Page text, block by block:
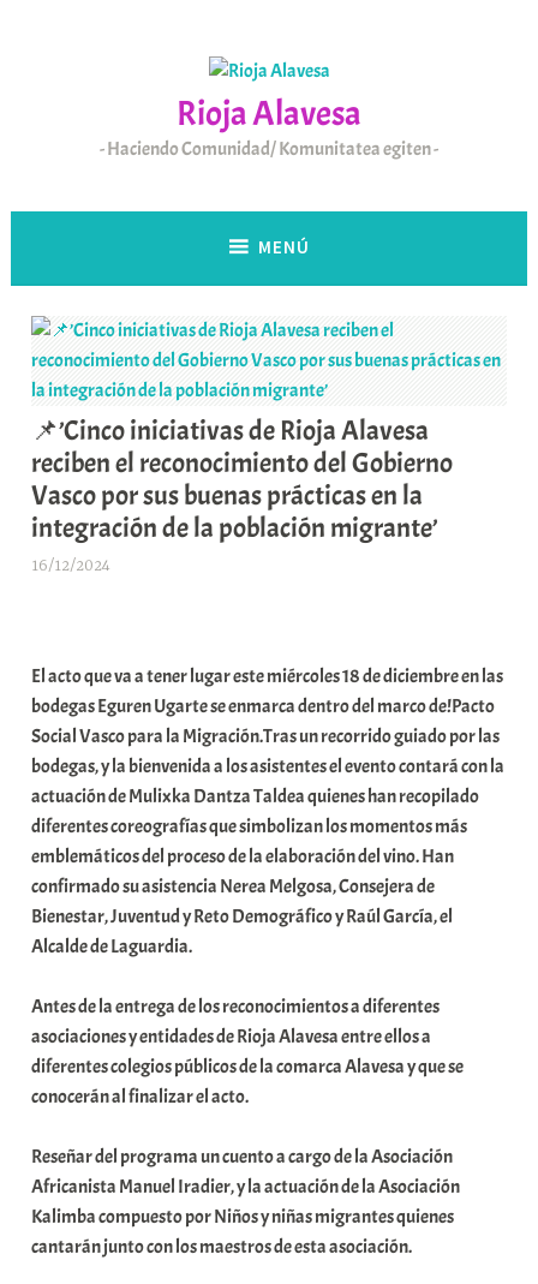
Rioja Alavesa
Haciendo Comunidad/ Komunitatea egiten
MENÚ
📌’Cinco iniciativas de Rioja Alavesa
reciben el reconocimiento del Gobierno
Vasco por sus buenas prácticas en la
integración de la población migrante’
16/12/2024
a
r
E
r
r
i
o
x
a
K
m
u
n
a
t
e
a
El acto que va a tener lugar este miércoles 18 de diciembre en las
bodegas Eguren Ugarte se enmarca dentro del marco de!Pacto
Social Vasco para la Migración.Tras un recorrido guiado por las
bodegas, y la bienvenida a los asistentes el evento contará con la
actuación de Mulixka Dantza Taldea quienes han recopilado
diferentes coreografías que simbolizan los momentos más
emblemáticos del proceso de la elaboración del vino. Han
confirmado su asistencia Nerea Melgosa, Consejera de
Bienestar, Juventud y Reto Demográfico y Raúl García, el
Alcalde de Laguardia.
Antes de la entrega de los reconocimientos a diferentes
asociaciones y entidades de Rioja Alavesa entre ellos a
diferentes colegios públicos de la comarca Alavesa y que se
conocerán al finalizar el acto.
Reseñar del programa un cuento a cargo de la Asociación
Africanista Manuel Iradier, y la actuación de la Asociación
Kalimba compuesto por Niños y niñas migrantes quienes
cantarán junto con los maestros de esta asociación.